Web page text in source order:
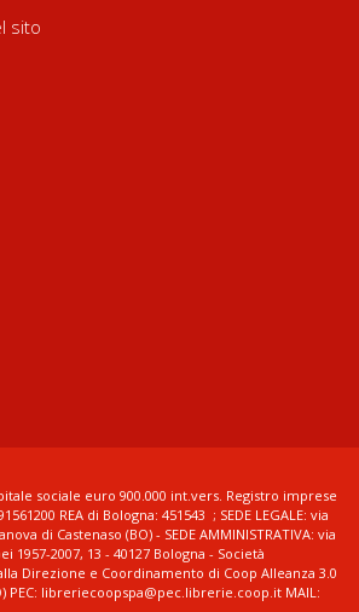
sito
sociale euro 900.000 int.vers. Registro imprese
REA di Bologna: 451543 ; SEDE LEGALE: via
di Castenaso (BO) - SEDE AMMINISTRATIVA: via
1957-2007, 13 - 40127 Bologna - Società
Direzione e Coordinamento di Coop Alleanza 3.0
PEC: libreriecoopspa@pec.librerie.coop.it MAIL: